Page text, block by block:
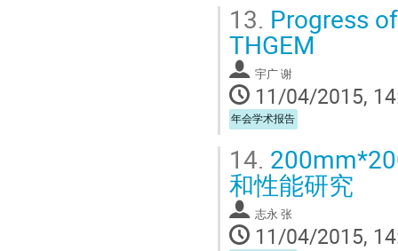
13. Progress
THGEM
宇广 谢
11/04/2015,
年会学术报告
14.
和性能研究
志永 张
11/04/2015,